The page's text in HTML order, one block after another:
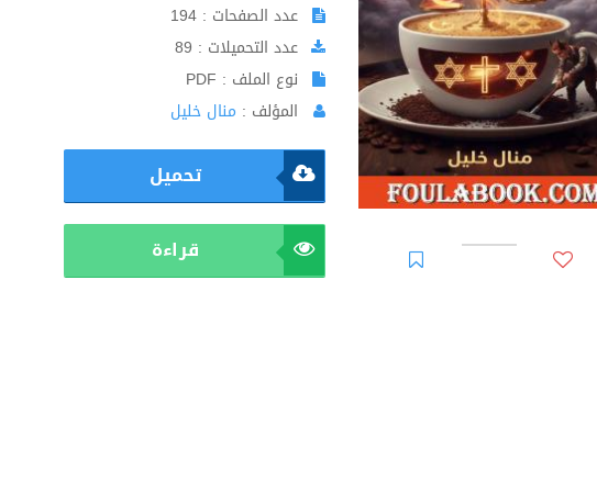
عدد الصفحات : 194
عدد التحميلات : 89
نوع الملف : PDF
المؤلف : منال خليل
تحميل
قراءة